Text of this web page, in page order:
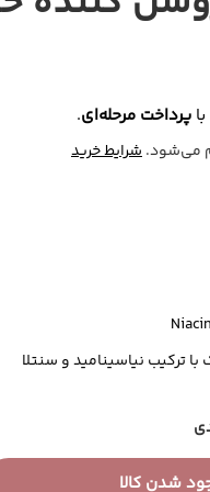
آرایشی
با پرداخت مرحله‌ای.
می‌شود.شرایط خرید
ترکیب نیاسینامید و سنتلا
شدن کالا